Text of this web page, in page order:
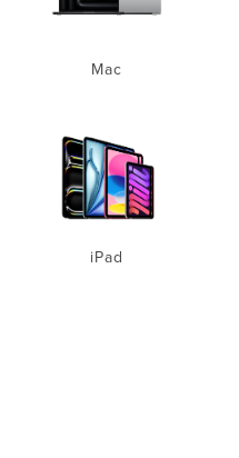
Mac
iPad